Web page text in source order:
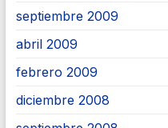
septiembre 2009
abril 2009
febrero 2009
diciembre 2008